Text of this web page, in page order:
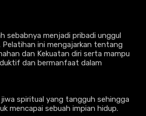
sebabnya menjadi pribadi unggul
Pelatihan ini mengajarkan tentang
dan Kekuatan diri serta mampu
dan bermanfaat dalam
spiritual yang tangguh sehingga
mencapai sebuah impian hidup.